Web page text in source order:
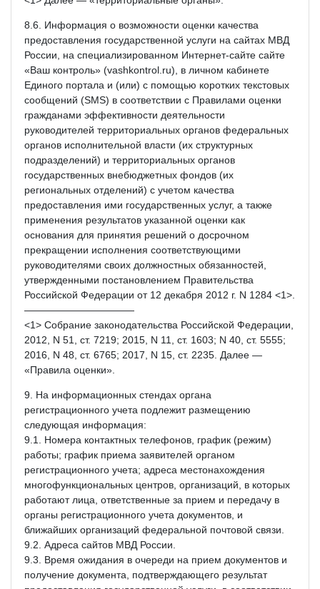
8.6. Информация о возможности оценки качества
предоставления государственной услуги на сайтах МВД
России, на специализированном Интернет-сайте сайте
«Ваш контроль» (vashkontrol.ru), в личном кабинете
Единого портала и (или) с помощью коротких текстовых
сообщений (SMS) в соответствии с Правилами оценки
гражданами эффективности деятельности
руководителей территориальных органов федеральных
органов исполнительной власти (их структурных
подразделений) и территориальных органов
государственных внебюджетных фондов (их
региональных отделений) с учетом качества
предоставления ими государственных услуг, а также
применения результатов указанной оценки как
основания для принятия решений о досрочном
прекращении исполнения соответствующими
руководителями своих должностных обязанностей,
утвержденными постановлением Правительства
Российской Федерации от 12 декабря 2012 г. N 1284 <1>.
———————————
<1> Собрание законодательства Российской Федерации,
2012, N 51, ст. 7219; 2015, N 11, ст. 1603; N 40, ст. 5555;
2016, N 48, ст. 6765; 2017, N 15, ст. 2235. Далее —
«Правила оценки».
9. На информационных стендах органа
регистрационного учета подлежит размещению
следующая информация:
9.1. Номера контактных телефонов, график (режим)
работы; график приема заявителей органом
регистрационного учета; адреса местонахождения
многофункциональных центров, организаций, в которых
работают лица, ответственные за прием и передачу в
органы регистрационного учета документов, и
ближайших организаций федеральной почтовой связи.
9.2. Адреса сайтов МВД России.
9.3. Время ожидания в очереди на прием документов и
получение документа, подтверждающего результат